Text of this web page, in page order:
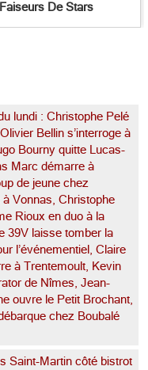
De Stars
lundi : Christophe Pelé
Bellin s’interroge à
Bourny quitte Lucas-
Marc démarre à
de jeune chez
Vonnas, Christophe
Rioux en duo à la
39V laisse tomber la
l’événementiel, Claire
à Trentemoult, Kevin
de Nîmes, Jean-
ouvre le Petit Brochant,
chez Boubalé
Saint-Martin côté bistrot